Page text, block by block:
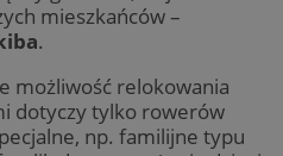
mieszkańców –
.
możliwość relokowania
dotyczy tylko rowerów
np. familijne typu